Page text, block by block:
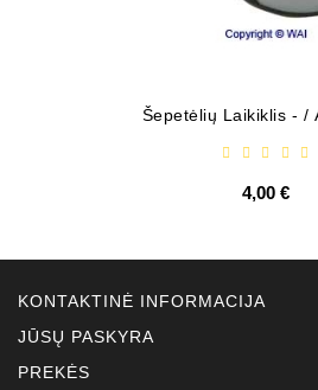
Šepetėlių Laikiklis - /
4,00 €
KONTAKTINĖ INFORMACIJA
JŪSŲ PASKYRA
PREKĖS